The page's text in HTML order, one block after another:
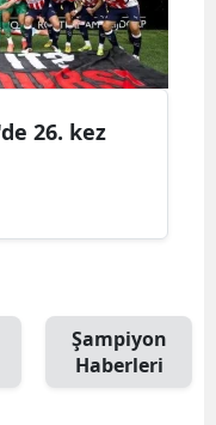
26. kez
Şampiyon
Haberleri